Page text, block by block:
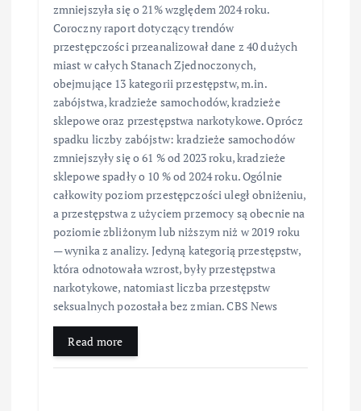
zmniejszyła się o 21% względem 2024 roku.
Coroczny raport dotyczący trendów
przestępczości przeanalizował dane z 40 dużych
miast w całych Stanach Zjednoczonych,
obejmujące 13 kategorii przestępstw, m.in.
zabójstwa, kradzieże samochodów, kradzieże
sklepowe oraz przestępstwa narkotykowe. Oprócz
spadku liczby zabójstw: kradzieże samochodów
zmniejszyły się o 61 % od 2023 roku, kradzieże
sklepowe spadły o 10 % od 2024 roku. Ogólnie
całkowity poziom przestępczości uległ obniżeniu,
a przestępstwa z użyciem przemocy są obecnie na
poziomie zbliżonym lub niższym niż w 2019 roku
— wynika z analizy. Jedyną kategorią przestępstw,
która odnotowała wzrost, były przestępstwa
narkotykowe, natomiast liczba przestępstw
seksualnych pozostała bez zmian. CBS News
Read more